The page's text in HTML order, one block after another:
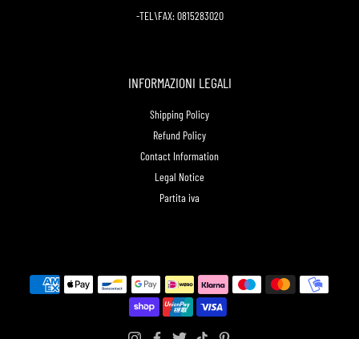
-TEL\FAX: 0815283020
INFORMAZIONI LEGALI
Shipping Policy
Refund Policy
Contact Information
Legal Notice
Partita iva